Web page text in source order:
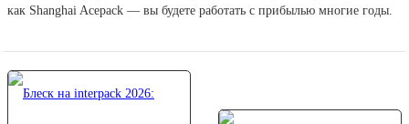
как Shanghai Acepack — вы будете работать с прибылью многие годы.